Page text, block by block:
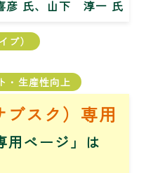
氏、山下 淳一 氏
ブ）
・生産性向上
スク）専用
用ページ」は